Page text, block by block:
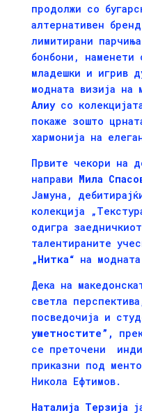
продолжи со
алтернативен
лимитирани
бонбони, наменети
младешки и игрив
модната визија на
Алиусо
покаже зошто
хармонија на
Првите чекори на
направи Мила
Јамуна,
колекција
одигра
талентираните
„Нитка“ на
Дека на
светла
посведочија и
уметностите”,
се преточени
приказни под
Никола Ефтимов.
Наталија Терзија